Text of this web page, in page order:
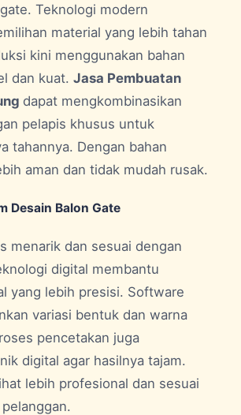
Teknologi modern
material yang lebih tahan
kini menggunakan bahan
dan kuat. Jasa Pembuatan
dapat mengkombinasikan
pelapis khusus untuk
tahannya. Dengan bahan
aman dan tidak mudah rusak.
Desain Balon Gate
menarik dan sesuai dengan
digital membantu
yang lebih presisi. Software
variasi bentuk dan warna
pencetakan juga
digital agar hasilnya tajam.
lebih profesional dan sesuai